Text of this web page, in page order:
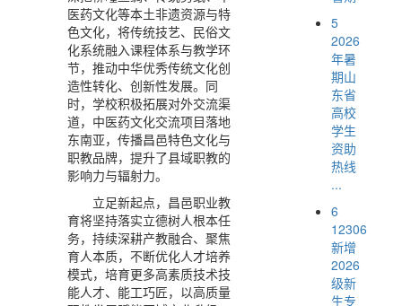
医药文化等本土非遗资源与特
色文化，将传统技艺、民俗文
化系统融入课程体系与教学环
节，推动中华优秀传统文化创
造性转化、创新性发展。同
时，学校积极拓展对外交流渠
道，中医药文化交流项目落地
东南亚，传播昌邑特色文化与
职教品牌，提升了县域职教的
影响力与辐射力。
立足新起点，昌邑职业教
育将坚持落实立德树人根本任
务，持续深耕产教融合、聚焦
育人本质，不断优化人才培养
模式，培育更多高素质技术技
能人才、能工巧匠，以高质量
5
2026
年暑
期山
东省
高校
学生
资助
热线
...
6
12306
新增
2026
级新
生专